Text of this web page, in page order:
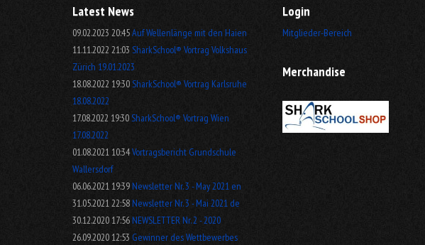
Latest News
09.02.2023 20:45Auf Wellenlänge mit den Haien
11.11.2022 21:03 SharkSchool® Vortrag Volkshaus
Zürich 19.01.2023
18.08.2022 19:30SharkSchool® Vortrag Karlsruhe
18.08.2022
17.08.2022 19:30SharkSchool® Vortrag Wien
17.08.2022
01.08.2021 10:34Vortragsbericht Grundschule
Wallersdorf
06.06.2021 19:39 Newsletter Nr. 3 - May 2021 en
31.05.2021 22:58Newsletter Nr. 3 - Mai 2021 de
30.12.2020 17:56NEWSLETTER Nr. 2 - 2020
26.09.2020 12:53 Gewinner des Wettbewerbes
Login
Mitglieder-Bereich
Merchandise